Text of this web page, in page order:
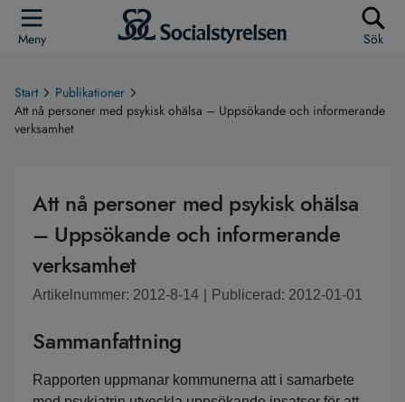
Meny Sök
Start
Publikationer
Att nå personer med psykisk ohälsa – Uppsökande och informerande
verksamhet
Att nå personer med psykisk ohälsa
– Uppsökande och informerande
verksamhet
Artikelnummer: 2012-8-14 Publicerad: 2012-01-01
Sammanfattning
Rapporten uppmanar kommunerna att i samarbete